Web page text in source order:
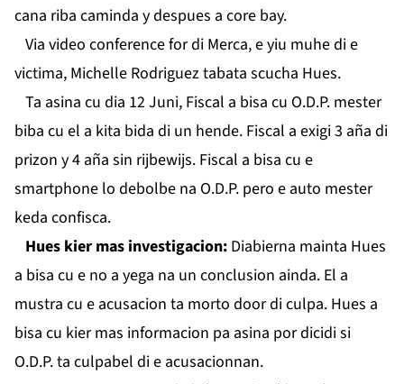
cana riba caminda y despues a core bay.
Via video conference for di Merca, e yiu muhe di e
victima, Michelle Rodriguez tabata scucha Hues.
Ta asina cu dia 12 Juni, Fiscal a bisa cu O.D.P. mester
biba cu el a kita bida di un hende. Fiscal a exigi 3 aña di
prizon y 4 aña sin rijbewijs. Fiscal a bisa cu e
smartphone lo debolbe na O.D.P. pero e auto mester
keda confisca.
Hues kier mas investigacion: Diabierna mainta Hues
a bisa cu e no a yega na un conclusion ainda. El a
mustra cu e acusacion ta morto door di culpa. Hues a
bisa cu kier mas informacion pa asina por dicidi si
O.D.P. ta culpabel di e acusacionnan.